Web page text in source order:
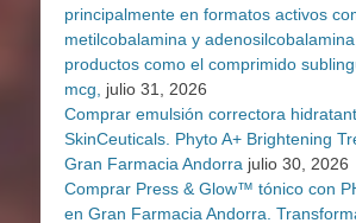
principalmente en formatos activos
metilcobalamina y
productos como el comprimido
mcg,
julio 31, 2026
Comprar emulsión correctora
SkinCeuticals. Phyto A+ Brightening
Gran Farmacia Andorra julio 30, 2026
Comprar Press & Glow™ tónico con
en Gran Farmacia Andorra.